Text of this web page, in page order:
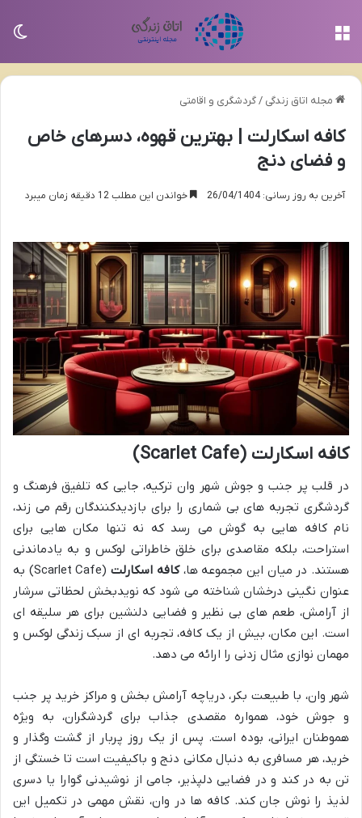
مجله اتاق زندگی /گردشگری و اقامتی
کافه اسکارلت | بهترین قهوه، دسرهای خاص
و فضای دنج
آخرین به روز رسانی: 26/04/1404 خواندن این مطلب 12 دقیقه زمان میبرد
کافه اسکارلت (Scarlet Cafe)
در قلب پر جنب و جوش شهر وان ترکیه، جایی که تلفیق فرهنگ و
گردشگری تجربه های بی شماری را برای بازدیدکنندگان رقم می زند،
نام کافه هایی به گوش می رسد که نه تنها مکان هایی برای
استراحت، بلکه مقاصدی برای خلق خاطراتی لوکس و به یادماندنی
هستند. در میان این مجموعه ها،کافه اسکارلت
(Scarlet Cafe) به
عنوان نگینی درخشان شناخته می شود که نویدبخش لحظاتی سرشار
از آرامش، طعم های بی نظیر و فضایی دلنشین برای هر سلیقه ای
است. این مکان، بیش از یک کافه، تجربه ای از سبک زندگی لوکس و
مهمان نوازی مثال زدنی را ارائه می دهد.
شهر وان، با طبیعت بکر، دریاچه آرامش بخش و مراکز خرید پر جنب
و جوش خود، همواره مقصدی جذاب برای گردشگران، به ویژه
هموطنان ایرانی، بوده است. پس از یک روز پربار از گشت وگذار و
خرید، هر مسافری به دنبال مکانی دنج و باکیفیت است تا خستگی از
تن به در کند و در فضایی دلپذیر، جامی از نوشیدنی گوارا یا دسری
لذیذ را نوش جان کند. کافه ها در وان، نقش مهمی در تکمیل این